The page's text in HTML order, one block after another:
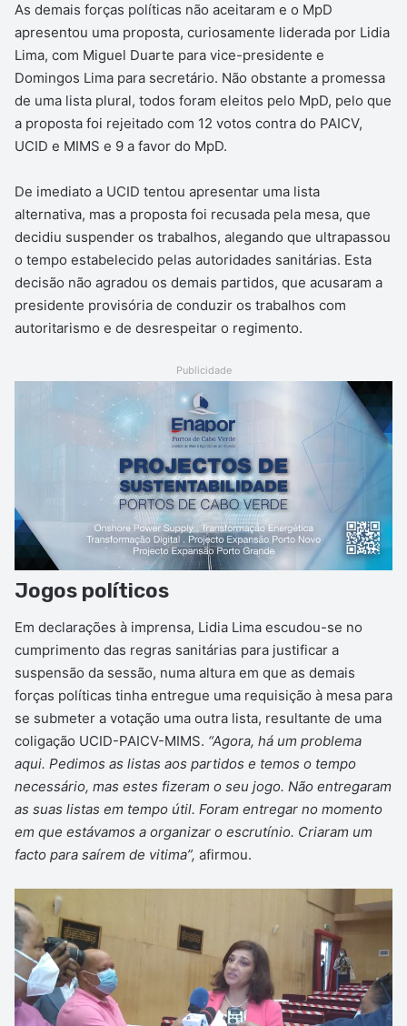
As demais forças políticas não aceitaram e o MpD
apresentou uma proposta, curiosamente liderada por Lidia
Lima, com Miguel Duarte para vice-presidente e
Domingos Lima para secretário. Não obstante a promessa
de uma lista plural, todos foram eleitos pelo MpD, pelo que
a proposta foi rejeitado com 12 votos contra do PAICV,
UCID e MIMS e 9 a favor do MpD.
De imediato a UCID tentou apresentar uma lista
alternativa, mas a proposta foi recusada pela mesa, que
decidiu suspender os trabalhos, alegando que ultrapassou
o tempo estabelecido pelas autoridades sanitárias. Esta
decisão não agradou os demais partidos, que acusaram a
presidente provisória de conduzir os trabalhos com
autoritarismo e de desrespeitar o regimento.
Publicidade
Jogos políticos
Em declarações à imprensa, Lidia Lima escudou-se no
cumprimento das regras sanitárias para justificar a
suspensão da sessão, numa altura em que as demais
forças políticas tinha entregue uma requisição à mesa para
se submeter a votação uma outra lista, resultante de uma
coligação UCID-PAICV-MIMS. “Agora, há um problema
aqui. Pedimos as listas aos partidos e temos o tempo
necessário, mas estes fizeram o seu jogo. Não entregaram
as suas listas em tempo útil. Foram entregar no momento
em que estávamos a organizar o escrutínio. Criaram um
facto para saírem de vitima”, afirmou.